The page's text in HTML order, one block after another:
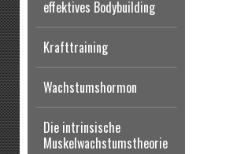
effektives Bodybuilding
Krafttraining
Wachstumshormon
Die intrinsische
Muskelwachstumstheorie